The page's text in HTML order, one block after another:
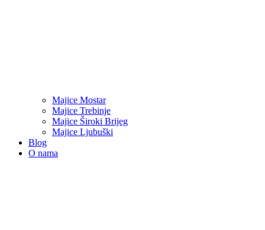
Majice Mostar
Majice Trebinje
Majice Široki Brijeg
Majice Ljubuški
Blog
O nama